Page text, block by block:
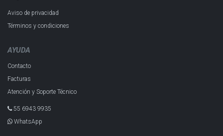
Aviso de privacidad
Términos y condiciones
AYUDA
Contacto
Facturas
Atención y Soporte Técnico
55 6943 993​5
WhatsApp